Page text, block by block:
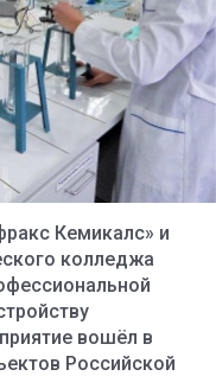
Кемикалс» и
колледжа
вошёл в
Российской